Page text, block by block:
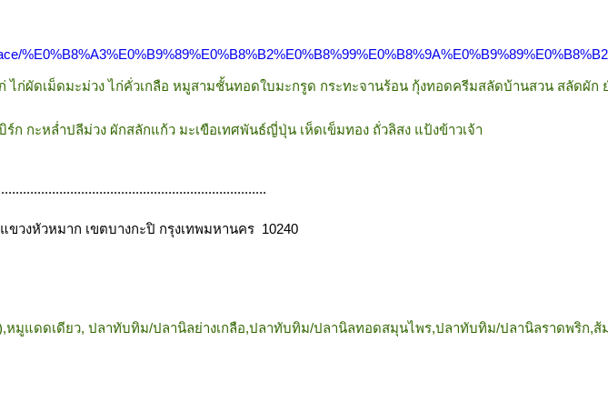
ก่ผัดเม็ดมะม่วง ไก่คั่วเกลือ หมูสามชั้นทอดใบมะกรูด กระทะจานร้อน กุ้งทอดครีมสลัดบ้านสวน สลัดผัก
ก กะหล่ำปลีม่วง ผักสลักแก้ว มะเขือเทศพันธ์ญี่ปุ่น เห็ดเข็มทอง ถั่วลิสง แป้งข้าวเจ้า
ขวงหัวหมาก เขตบางกะปิ กรุงเทพมหานคร 10240
มูแดดเดียว, ปลาทับทิม/ปลานิลย่างเกลือ,ปลาทับทิม/ปลานิลทอดสมุนไพร,ปลาทับทิม/ปลานิลราดพริก,ส้